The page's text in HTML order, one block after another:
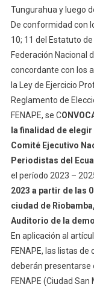
Tungurahua y luego
De conformidad con
10; 11 del Estatuto de
Federación Nacional
concordante con los
la Ley de Ejercicio
Reglamento de
FENAPE, se C
la finalidad de elegir
Comité Ejecutivo
Periodistas del
el período 2023 –
2023 a partir de las
ciudad de
Auditorio de la
En aplicación al
FENAPE, las listas de
deberán presentarse
FENAPE (Ciudad San